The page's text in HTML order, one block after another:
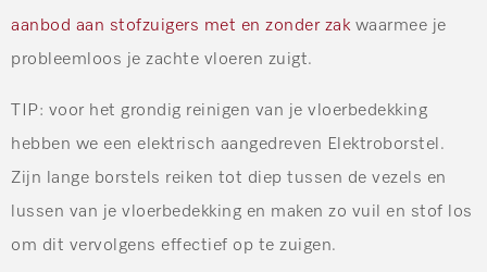
aanbod aan stofzuigers met en zonder zakwaarmee je
probleemloos je zachte vloeren zuigt.
TIP: voor het grondig reinigen van je vloerbedekking
hebben we een elektrisch aangedreven Elektroborstel .
Zijn lange borstels reiken tot diep tussen de vezels en
lussen van je vloerbedekking en maken zo vuil en stof los
om dit vervolgens effectief op te zuigen.